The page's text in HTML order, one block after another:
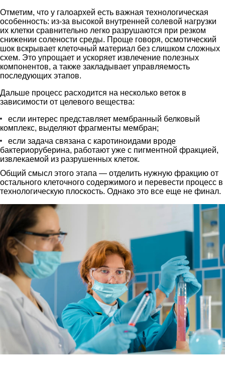
Отметим, что у галоархей есть важная технологическая
особенность: из-за высокой внутренней солевой нагрузки
их клетки сравнительно легко разрушаются при резком
снижении солености среды. Проще говоря, осмотический
шок вскрывает клеточный материал без слишком сложных
схем. Это упрощает и ускоряет извлечение полезных
компонентов, а также закладывает управляемость
последующих этапов.
Дальше процесс расходится на несколько веток в
зависимости от целевого вещества:
если интерес представляет мембранный белковый
комплекс, выделяют фрагменты мембран;
если задача связана с каротиноидами вроде
бактериоруберина, работают уже с пигментной фракцией,
извлекаемой из разрушенных клеток.
Общий смысл этого этапа — отделить нужную фракцию от
остального клеточного содержимого и перевести процесс в
технологическую плоскость. Однако это все еще не финал.